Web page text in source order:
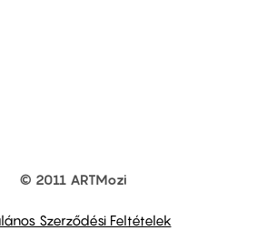
© 2011 ARTMozi
Szerződési Feltételek